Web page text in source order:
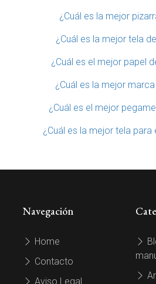
¿Cuál es la mejor
¿Cuál es la mejor tela
¿Cuál es el mejor papel
¿Cuál es la mejor
¿Cuál es el mejor
¿Cuál es la mejor tela para
Navegación
Home
Contacto
Aviso Legal